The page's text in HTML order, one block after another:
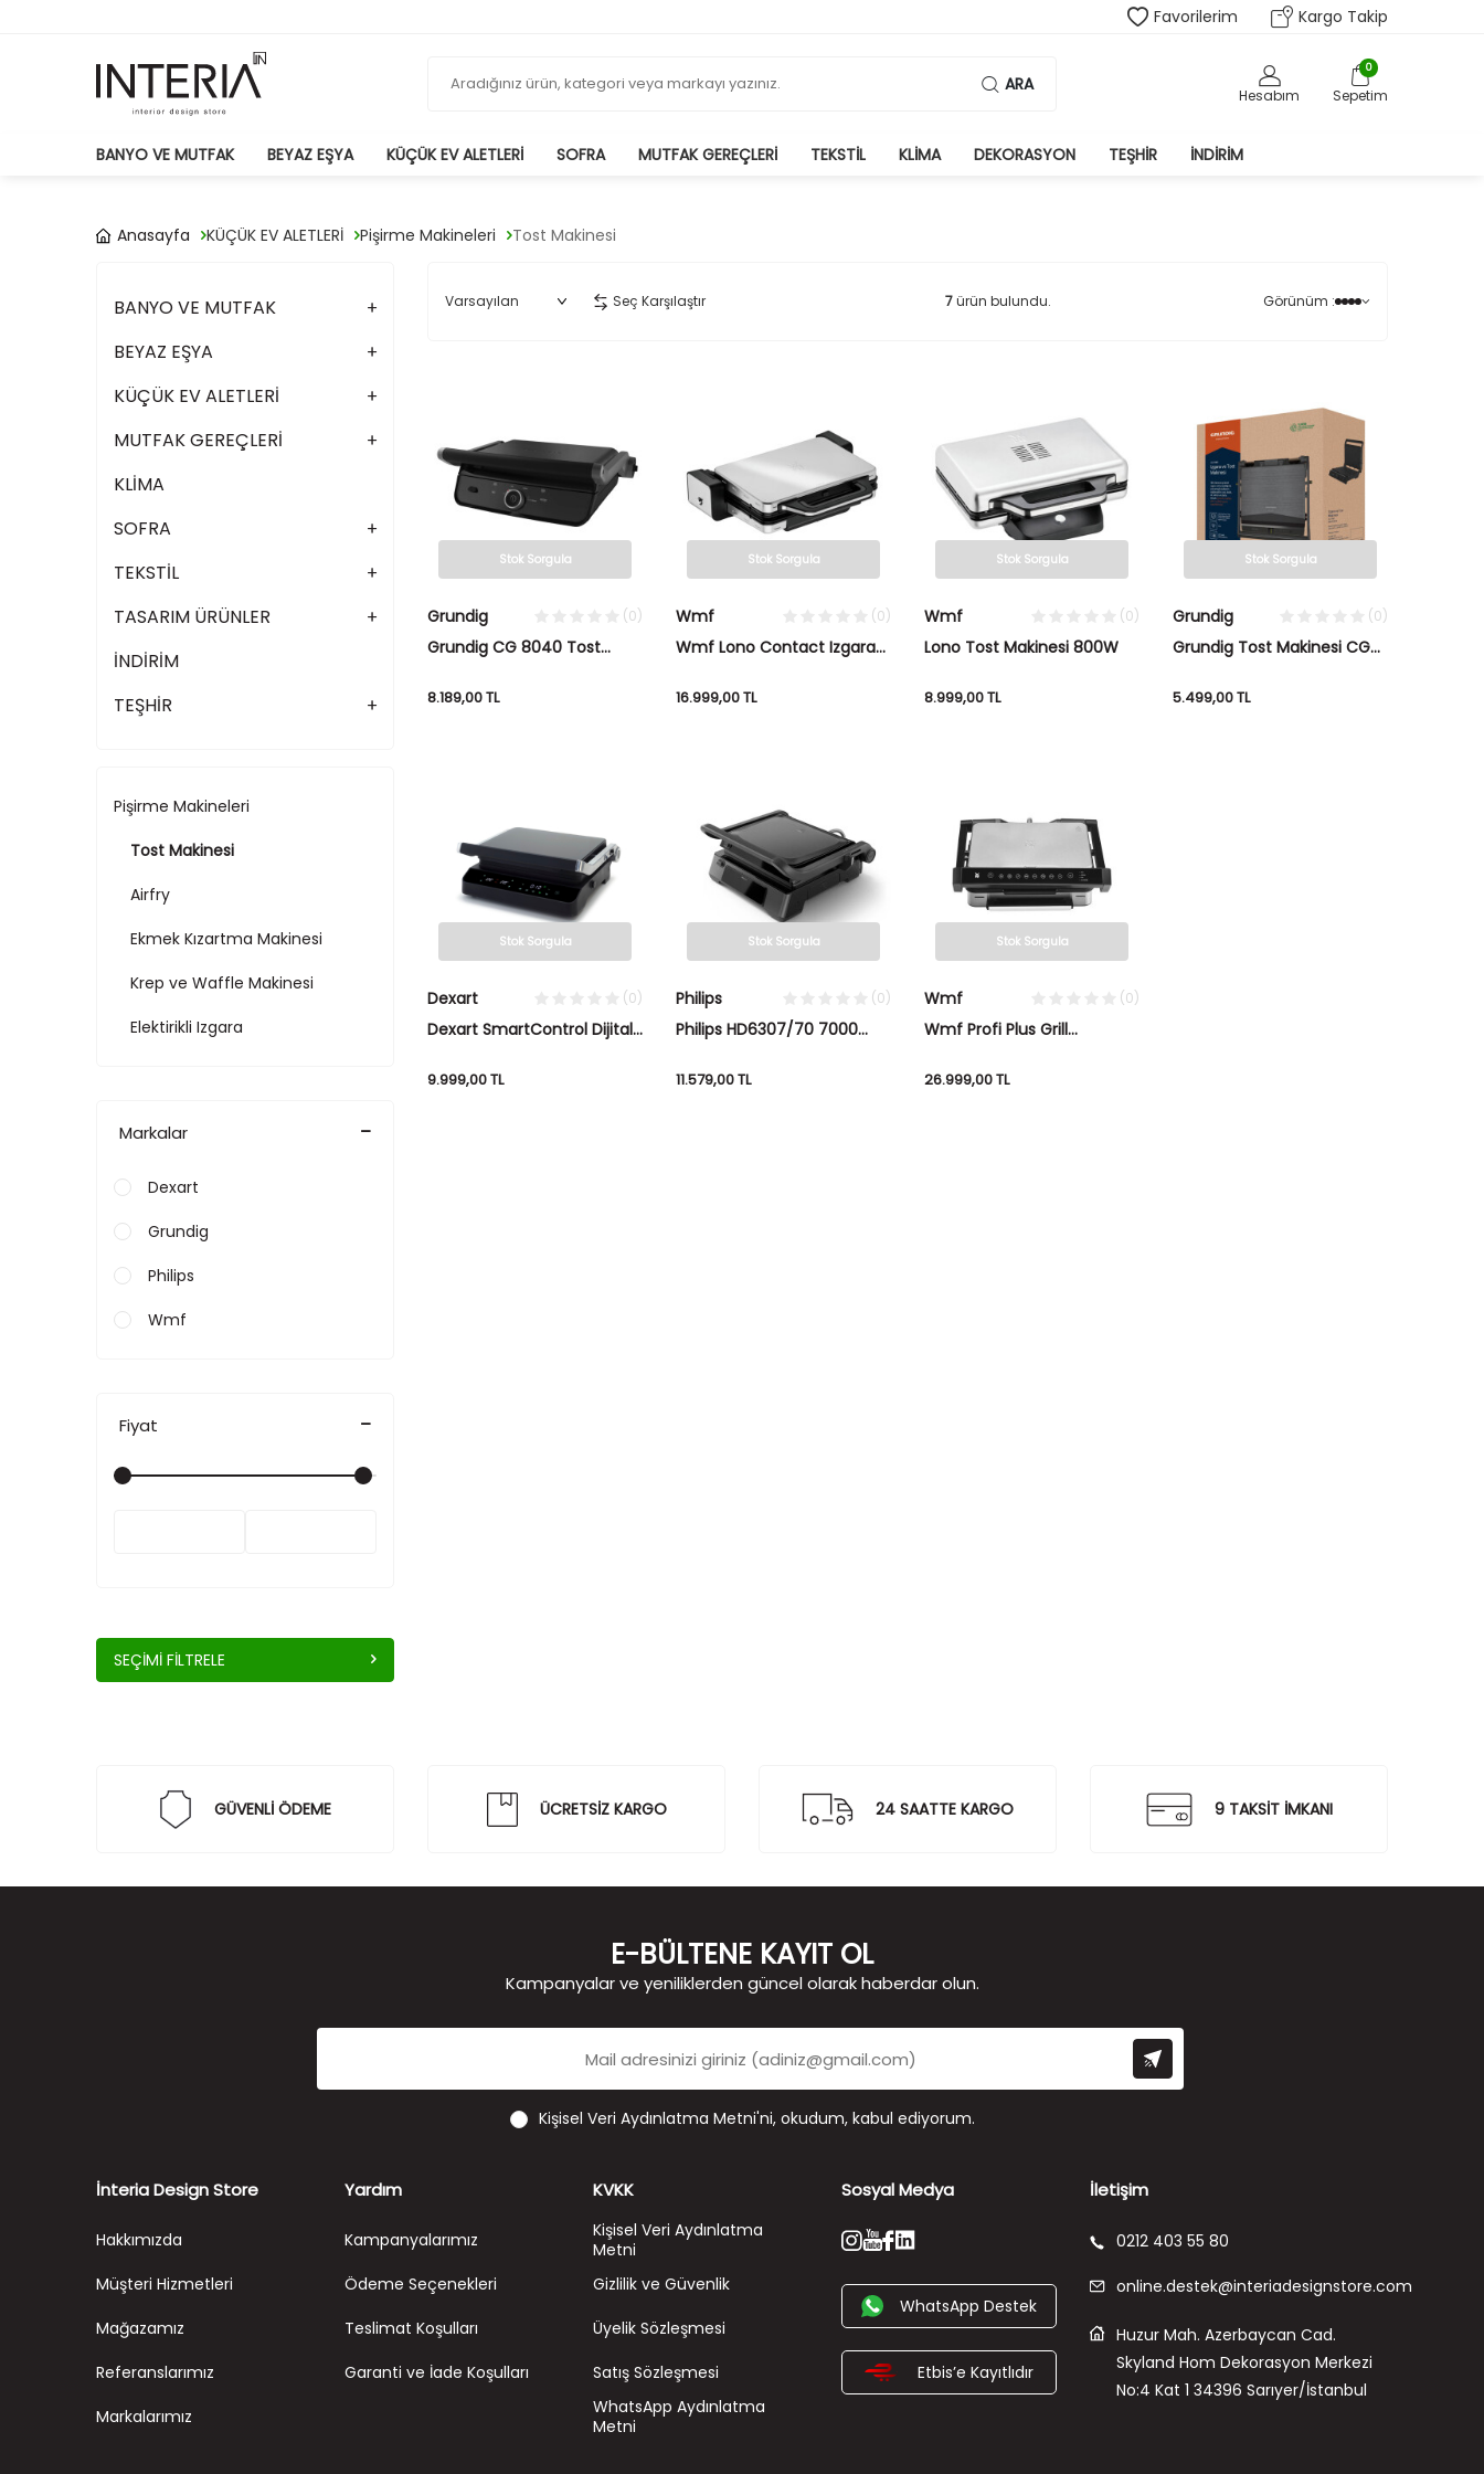
Favorilerim Kargo Takip
ARA Hesabım
0
Sepetim
BANYO VE MUTFAK BEYAZ EŞYA KÜÇÜK EV ALETLERI SOFRA MUTFAK GEREÇLERI TEKSTIL KLIMA DEKORASYON TEŞHIR İNDIRIM
Anasayfa KÜÇÜK EV ALETLERİ Pişirme Makineleri Tost Makinesi
BANYO VE MUTFAK
BEYAZ EŞYA
KÜÇÜK EV ALETLERİ
MUTFAK GEREÇLERİ
KLİMA
SOFRA
TEKSTİL
TASARIM ÜRÜNLER
İNDİRİM
TEŞHİR
Pişirme Makineleri
Tost Makinesi
Airfry
Ekmek Kızartma Makinesi
Krep ve Waffle Makinesi
Elektirikli Izgara
Markalar
Dexart
Grundig
Philips
Wmf
Fiyat
SEÇIMI FILTRELE
Seç Karşılaştır 7ürün bulundu. Görünüm :
Stok Sorgula
Grundig (0)
Grundig CG 8040 Tost
8.189,00TL
Stok Sorgula
Wmf (0)
Wmf Lono Contact Izgara
16.999,00TL
Stok Sorgula
Wmf (0)
Lono Tost Makinesi 800W
8.999,00TL
Stok Sorgula
Grundig (0)
Grundig Tost Makinesi CG
5.499,00TL
Stok Sorgula
Dexart (0)
Dexart SmartControl Dijital
9.999,00TL
Stok Sorgula
Philips (0)
Philips HD6307/70 7000
Makinesi
11.579,00TL
Stok Sorgula
Wmf (0)
Wmf Profi Plus Grill
26.999,00TL
GÜVENLİ ÖDEME ÜCRETSİZ KARGO 24 SAATTE KARGO 9 TAKSİT İMKANI
E-BÜLTENE KAYIT OL
Kampanyalar ve yeniliklerden güncel olarak haberdar olun.
Kişisel Veri Aydınlatma Metni'ni, okudum, kabul ediyorum.
İnteria Design Store
Hakkımızda
Müşteri Hizmetleri
Mağazamız
Referanslarımız
Markalarımız
Yardım
Kampanyalarımız
Ödeme Seçenekleri
Teslimat Koşulları
Garanti ve İade Koşulları
KVKK
Kişisel Veri Aydınlatma
Metni
Gizlilik ve Güvenlik
Üyelik Sözleşmesi
Satış Sözleşmesi
WhatsApp Aydınlatma
Metni
Sosyal Medya
WhatsApp Destek
Etbis’e Kayıtlıdır
İletişim
0212 403 55 80
online.destek@interiadesignstore.com
Huzur Mah. Azerbaycan Cad.
Skyland Hom Dekorasyon Merkezi
No:4 Kat 1 34396 Sarıyer/İstanbul